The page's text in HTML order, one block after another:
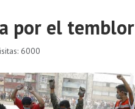
por el temblor
6000